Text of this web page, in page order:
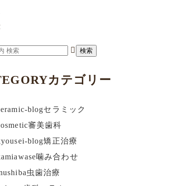
カテゴリー
blogセラミック
審美歯科
blog矯正治療
噛み合わせ
虫歯治療